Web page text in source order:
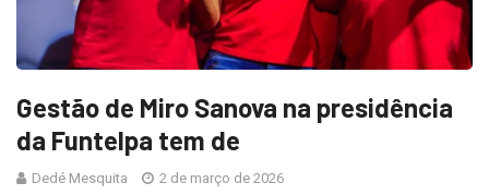
Gestão de Miro Sanova na presidência
da Funtelpa tem de
Dedé Mesquita 2 de março de 2026